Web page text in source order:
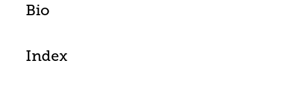
Bio
Index